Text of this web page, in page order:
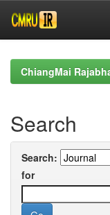
navigationChiangMai
Search
Search:
for